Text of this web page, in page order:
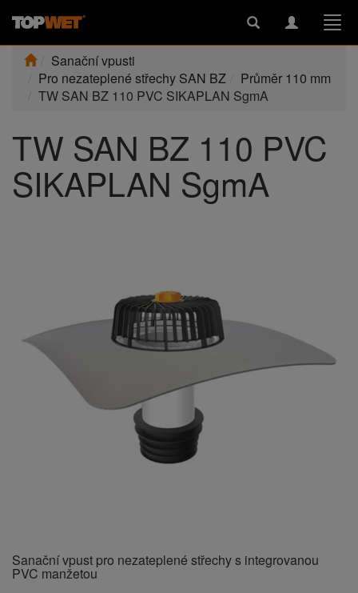
Toggle
Toggle
Sanační vpusti
Pro nezateplené střechy SAN BZ
Průměr 110 mm
TW SAN BZ 110 PVC SIKAPLAN SgmA
TW SAN BZ 110 PVC
SIKAPLAN SgmA
Sanační vpust pro nezateplené střechy s integrovanou
PVC manžetou